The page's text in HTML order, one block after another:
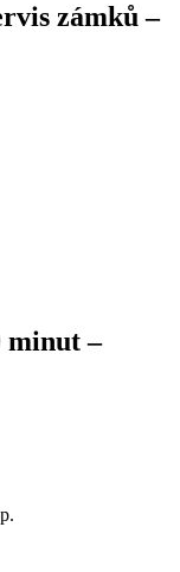
zámků –
minut–